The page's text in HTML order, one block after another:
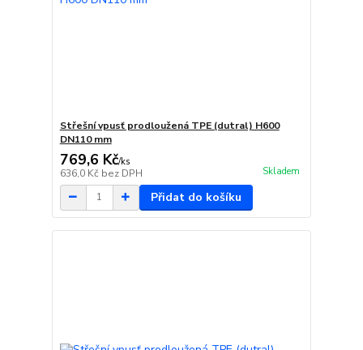
Střešní vpusť prodloužená TPE (dutral) H600
DN110 mm
769,6 Kč/ks
636,0 Kč bez DPH Skladem
Přidat do košíku